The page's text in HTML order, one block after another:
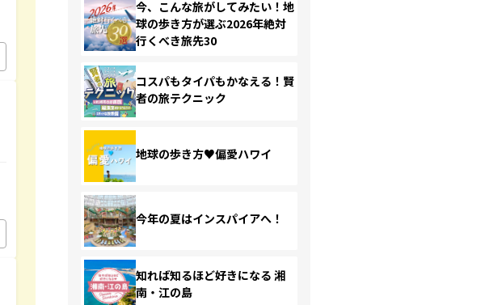
今、こんな旅がしてみたい！地
球の歩き方が選ぶ2026年絶対
行くべき旅先30
コスパもタイパもかなえる！賢
者の旅テクニック
地球の歩き方♥偏愛ハワイ
今年の夏はインスパイアへ！
知れば知るほど好きになる 湘
南・江の島